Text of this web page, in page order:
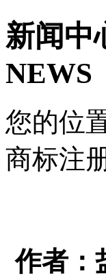
新闻中
NEWS
您的位
商标注
作者：